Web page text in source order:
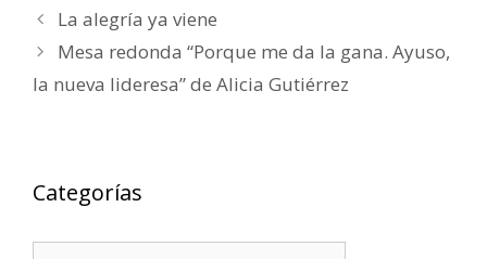
La alegría ya viene
Mesa redonda “Porque me da la gana. Ayuso,
la nueva lideresa” de Alicia Gutiérrez
Categorías